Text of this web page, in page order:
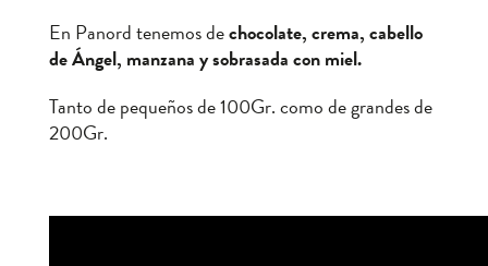
En Panord tenemos dechocolate, crema, cabello
de Ángel, manzana y sobrasada con miel.
Tanto de pequeños de 100Gr. como de grandes de
200Gr.